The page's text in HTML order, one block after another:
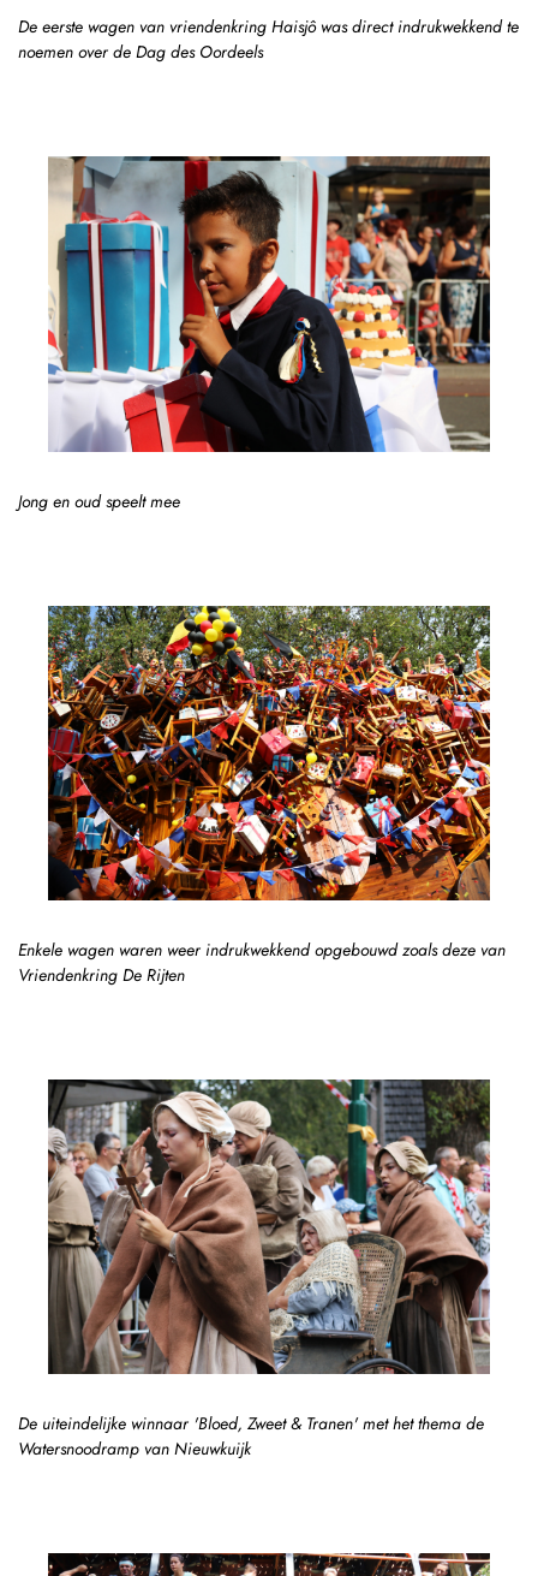
De eerste wagen van vriendenkring Haisjô was direct indrukwekkend te
noemen over de Dag des Oordeels
Jong en oud speelt mee
Enkele wagen waren weer indrukwekkend opgebouwd zoals deze van
Vriendenkring De Rijten
De uiteindelijke winnaar 'Bloed, Zweet & Tranen' met het thema de
Watersnoodramp van Nieuwkuijk